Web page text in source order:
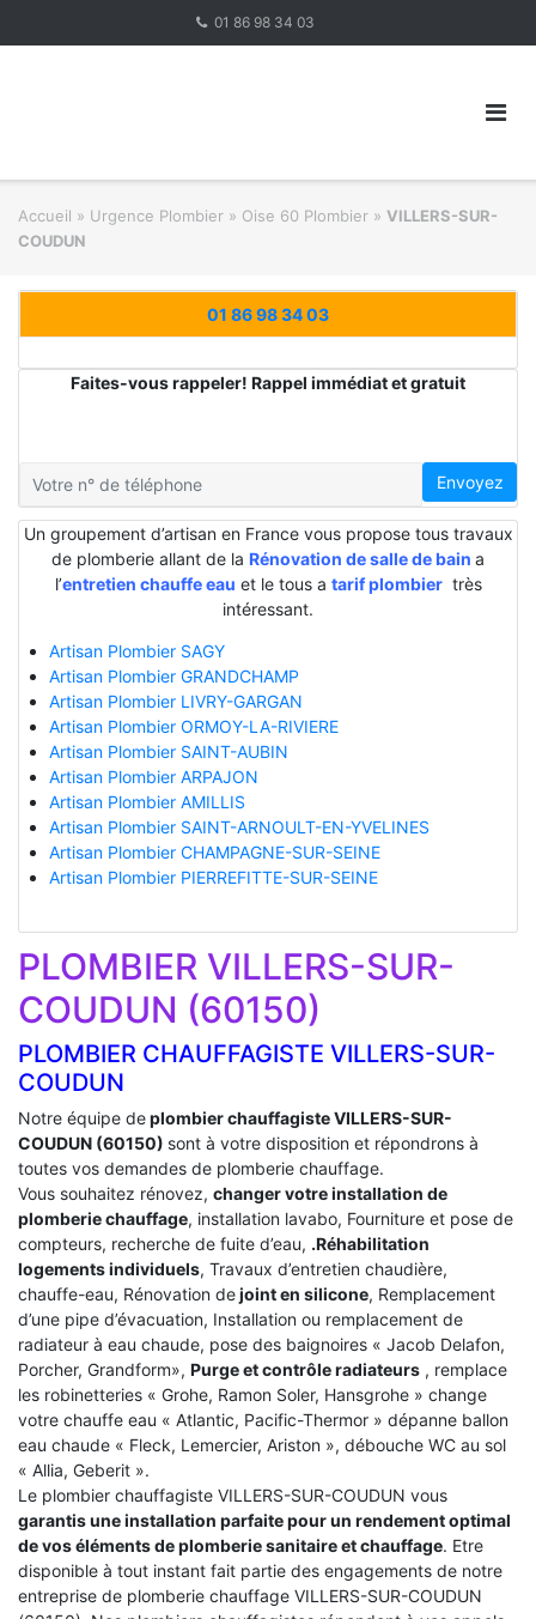
01 86 98 34 03
Accueil » Urgence Plombier » Oise 60 Plombier » VILLERS-SUR-
COUDUN
01 86 98 34 03
Faites-vous rappeler! Rappel immédiat et gratuit
Envoyez
Un groupement d’artisan en France vous propose tous travaux
de plomberie allant de la Rénovation de salle de bain a
l’entretien chauffe eau et le tous a tarif plombiertrès
intéressant.
Artisan Plombier SAGY
Artisan Plombier GRANDCHAMP
Artisan Plombier LIVRY-GARGAN
Artisan Plombier ORMOY-LA-RIVIERE
Artisan Plombier SAINT-AUBIN
Artisan Plombier ARPAJON
Artisan Plombier AMILLIS
Artisan Plombier SAINT-ARNOULT-EN-YVELINES
Artisan Plombier CHAMPAGNE-SUR-SEINE
Artisan Plombier PIERREFITTE-SUR-SEINE
PLOMBIER VILLERS-SUR-
COUDUN (60150)
PLOMBIER CHAUFFAGISTE VILLERS-SUR-
COUDUN
Notre équipe deplombier chauffagiste VILLERS-SUR-
COUDUN (60150) sont à votre disposition et répondrons à
toutes vos demandes de plomberie chauffage.
Vous souhaitez rénovez, changer votre installation de
plomberie chauffage, installation lavabo, Fourniture et pose de
compteurs, recherche de fuite d’eau, .Réhabilitation
logements individuels, Travaux d’entretien chaudière,
chauffe-eau, Rénovation dejoint en silicone, Remplacement
d’une pipe d’évacuation, Installation ou remplacement de
radiateur à eau chaude, pose des baignoires « Jacob Delafon,
Porcher, Grandform», Purge et contrôle radiateurs , remplace
les robinetteries « Grohe, Ramon Soler, Hansgrohe » change
votre chauffe eau « Atlantic, Pacific-Thermor » dépanne ballon
eau chaude « Fleck, Lemercier, Ariston », débouche WC au sol
« Allia, Geberit ».
Le plombier chauffagiste VILLERS-SUR-COUDUN vous
garantis une installation parfaite pour un rendement optimal
de vos éléments de plomberie sanitaire et chauffage. Etre
disponible à tout instant fait partie des engagements de notre
entreprise de plomberie chauffage VILLERS-SUR-COUDUN